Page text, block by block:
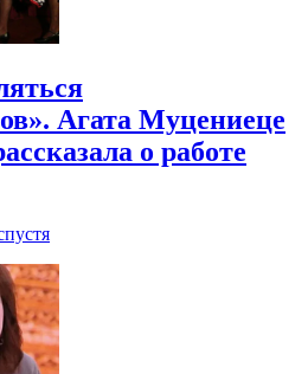
Агата Муцениеце
о работе